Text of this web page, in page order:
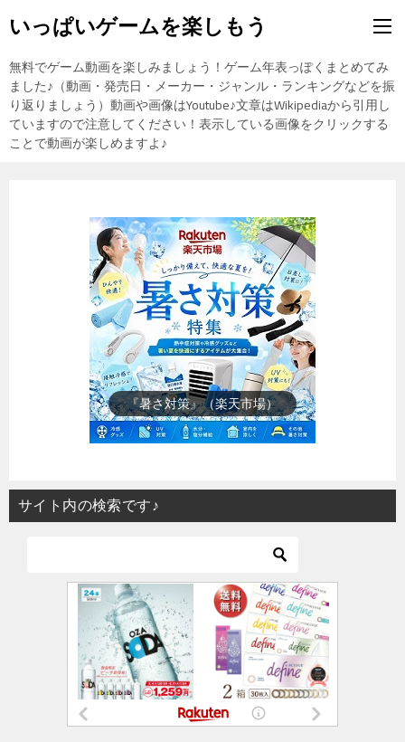
いっぱいゲームを楽しもう
無料でゲーム動画を楽しみましょう！ゲーム年表っぽくまとめてみ
ました♪（動画・発売日・メーカー・ジャンル・ランキングなどを振
り返りましょう）動画や画像はYoutube♪文章はWikipediaから引用し
ていますので注意してください！表示している画像をクリックする
ことで動画が楽しめますよ♪
『楽天市場』売れ筋ランキング
サイト内の検索です♪